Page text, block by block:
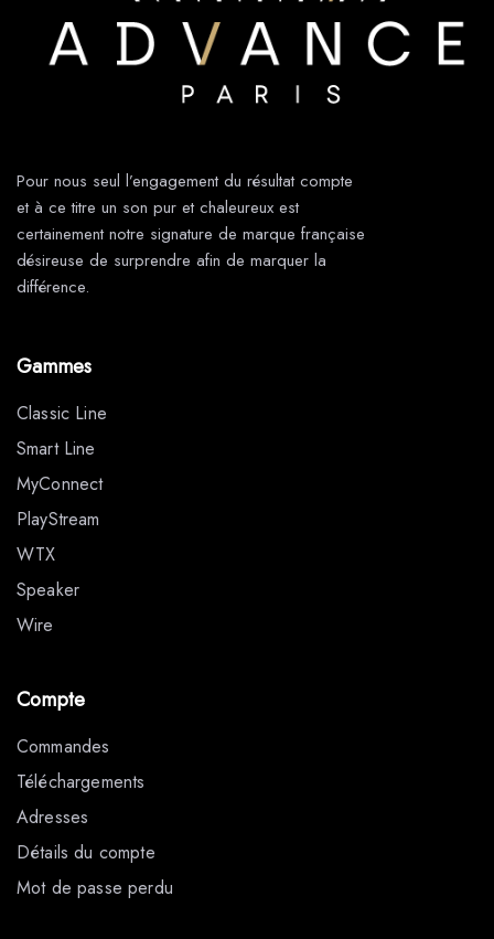
Pour nous seul l’engagement du résultat compte
et à ce titre un son pur et chaleureux est
certainement notre signature de marque française
désireuse de surprendre afin de marquer la
différence.
Gammes
Classic Line
Smart Line
MyConnect
PlayStream
WTX
Speaker
Wire
Compte
Commandes
Téléchargements
Adresses
Détails du compte
Mot de passe perdu